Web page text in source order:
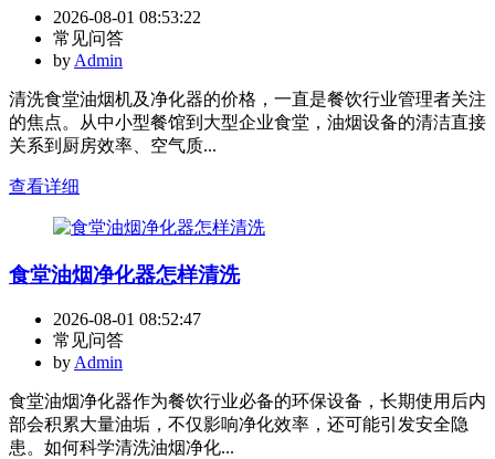
2026-08-01 08:53:22
常见问答
by Admin
清洗食堂油烟机及净化器的价格，一直是餐饮行业管理者关注
的焦点。从中小型餐馆到大型企业食堂，油烟设备的清洁直接
关系到厨房效率、空气质...
查看详细
食堂油烟净化器怎样清洗
2026-08-01 08:52:47
常见问答
byAdmin
食堂油烟净化器作为餐饮行业必备的环保设备，长期使用后内
部会积累大量油垢，不仅影响净化效率，还可能引发安全隐
患。如何科学清洗油烟净化...